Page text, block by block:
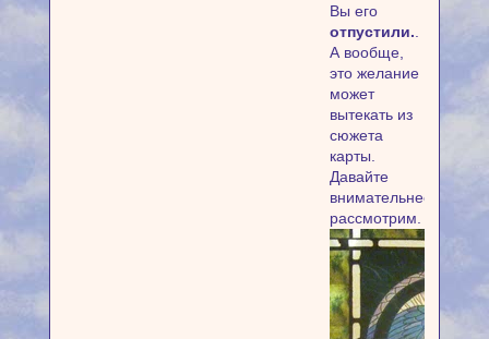
Вы его
отпустили.
А вообще,
это желание
может
вытекать из
сюжета
карты.
Давайте
внимательнее
рассмотрим.